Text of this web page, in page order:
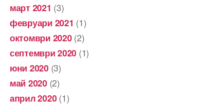
март 2021 (3)
февруари 2021 (1)
октомври 2020(2)
септември 2020 (1)
юни 2020(3)
май 2020(2)
април 2020(1)